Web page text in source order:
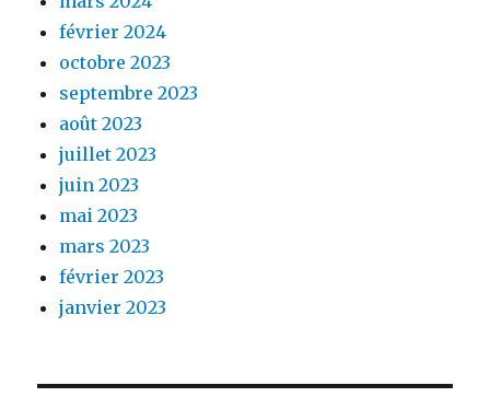
février 2024
octobre 2023
septembre 2023
août 2023
juillet 2023
juin 2023
mai 2023
mars 2023
février 2023
janvier 2023